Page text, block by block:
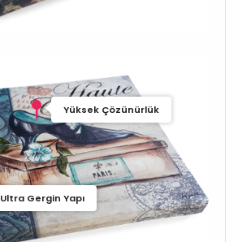
Yüksek Çözünürlük
Ultra Gergin Yapı